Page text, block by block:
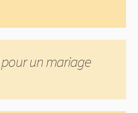
pour un mariage